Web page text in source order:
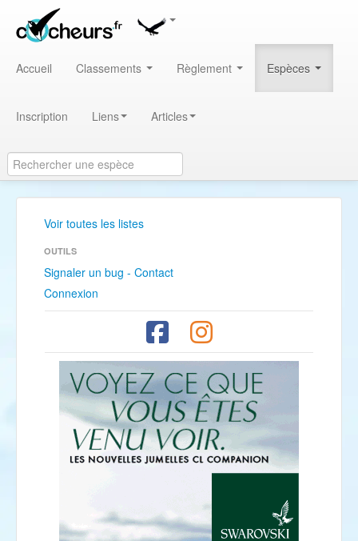
Accueil Classements Règlement Espèces
Inscription Liens Articles
Voir toutes les listes
OUTILS
Signaler un bug - Contact
Connexion